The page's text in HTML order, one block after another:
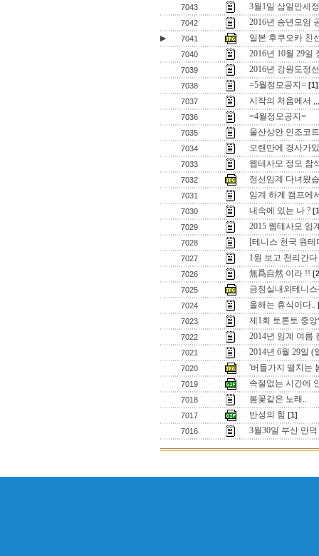
7043 3월1일 삼일만세
7042 2016년 송년모임
▶ 7041 일본 후쿠오카 친
7040 2016년 10월 29일
7039 2016년 강원도정
7038 =5월정모공지= [1]
7037
시작의 처음에서 ,,,
7036 =4월정모공지=
7035 울산상안 인조코
7034 오랜만에 경사가
7033 웹테사모 정모 참
7032 정선임계 다녀왔
7031 임계 하계 캠프에
7030 내속에 있는 나 ?
7029
2015 웹테사모 임
7028 [테니스 천국 원
7027 1원 보고 천리간
7026 無爲自然 이라 !!
7025
금정실내외테니
7024 올해는 휴식이다..
7023
제1회 토론토 중
7022 2014년 임계 여름
7021 2014년 6월 29일
7020 '버들가지 떨치는
7019 속절없는 시간에
7018 봄꽃같은 노래..
7017 반성의 힘 [1]
7016
3월30일 부산 만